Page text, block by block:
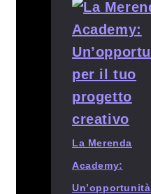
La Merenda
Academy:
Un’opportunità